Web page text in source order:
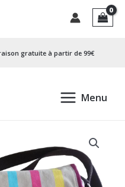
gratuite à partir de 99€
Menu